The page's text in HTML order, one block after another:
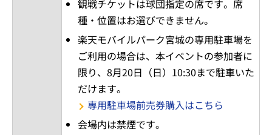
観戦チケットは球団指定の席です。席
種・位置はお選びできません。
楽天モバイルパーク宮城の専用駐車場を
ご利用の場合は、本イベントの参加者に
限り、8月20日（日）10:30まで駐車いた
だけます。
専用駐車場前売券購入はこちら
会場内は禁煙です。